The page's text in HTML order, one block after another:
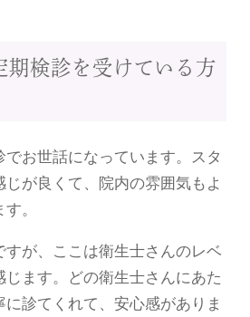
期検診を受けている方
お世話になっています。スタ
が良くて、院内の雰囲気もよ
。
が、ここは衛生士さんのレベ
ます。どの衛生士さんにあた
診てくれて、安心感がありま